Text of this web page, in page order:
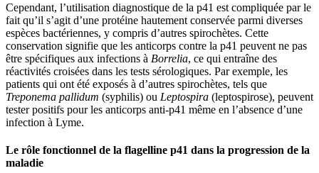
Cependant, l’utilisation diagnostique de la p41 est compliquée par le
fait qu’il s’agit d’une protéine hautement conservée parmi diverses
espèces bactériennes, y compris d’autres spirochètes. Cette
conservation signifie que les anticorps contre la p41 peuvent ne pas
être spécifiques aux infections à Borrelia, ce qui entraîne des
réactivités croisées dans les tests sérologiques. Par exemple, les
patients qui ont été exposés à d’autres spirochètes, tels que
Treponema pallidum (syphilis) ou Leptospira (leptospirose), peuvent
tester positifs pour les anticorps anti-p41 même en l’absence d’une
infection à Lyme.
Le rôle fonctionnel de la flagelline p41 dans la progression de la
maladie